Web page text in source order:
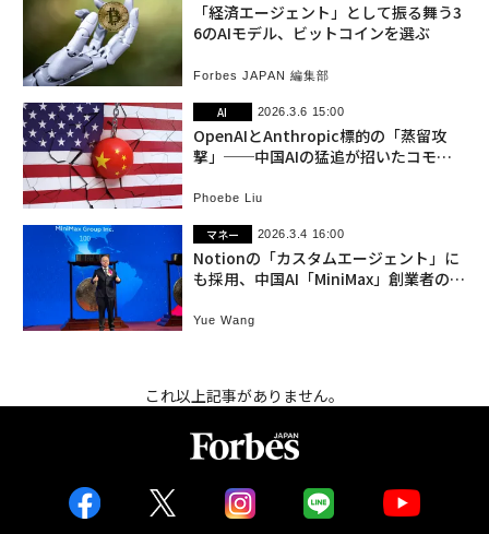
「経済エージェント」として振る舞う3
6のAIモデル、ビットコインを選ぶ
Forbes JAPAN 編集部
AI 2026.3.6 15:00
OpenAIとAnthropic標的の「蒸留攻
撃」──中国AIの猛追が招いたコモデ
Phoebe Liu
マネー 2026.3.4 16:00
Notionの「カスタムエージェント」に
も採用、中国AI「MiniMax」創業者の純
Yue Wang
これ以上記事がありません。